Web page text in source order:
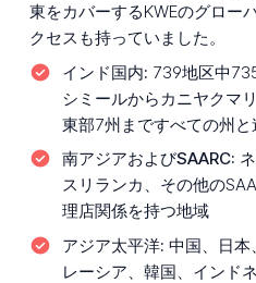
東をカバーするKWEのグロー
クセスも持っていました。
インド国内: 739地区中
シミールからカニヤクマ
東部7州まですべての州
南アジアおよびSAARC:
スリランカ、その他の
理店関係を持つ地域
アジア太平洋: 中国、日本
レーシア、韓国、インド